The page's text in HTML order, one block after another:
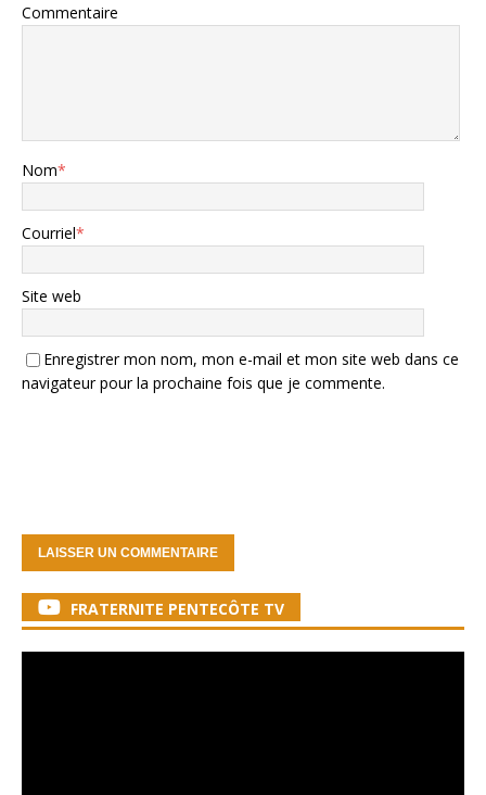
Commentaire
Nom*
Courriel*
Site web
Enregistrer mon nom, mon e-mail et mon site web dans ce
navigateur pour la prochaine fois que je commente.
FRATERNITE PENTECÔTE TV